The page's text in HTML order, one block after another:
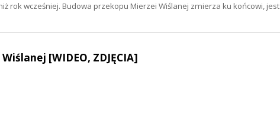
rok wcześniej. Budowa przekopu Mierzei Wiślanej zmierza ku końcowi, jest
[WIDEO, ZDJĘCIA]